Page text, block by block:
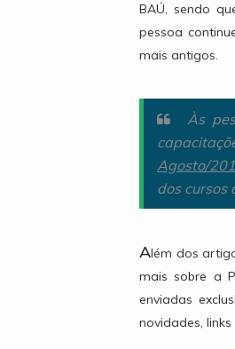
BAÚ, sendo
pessoa
mais antigos.
Às
Agosto/
dos cursos
Além dos
mais sobre a
enviadas
novidades,